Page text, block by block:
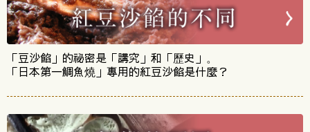
「豆沙餡」的祕密是「講究」和「歷史」。
「日本第一鯛魚燒」專用的紅豆沙餡是什麼？